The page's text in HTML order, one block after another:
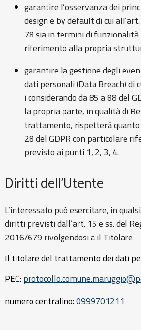
garantire l’osservanza dei
design e by default di cui
78 sia in termini di funzionalità
riferimento alla propria
garantire la gestione degli
dati personali (Data Breach) di
i considerando da 85 a 88 del
la propria parte, in qualità di
trattamento, rispetterà quanto
28 del GDPR con particolare
previsto ai punti 1, 2, 3, 4.
Diritti dell’Utente
L’interessato può esercitare, in
diritti previsti dall’art. 15 e ss. del
2016/679 rivolgendosi a il Titolare
Il titolare del trattamento dei dati
PEC:
numero centralino:0999701211